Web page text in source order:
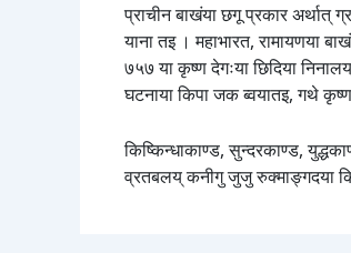
प्राचीन बाखंया छगू प्रकार अर्थात्
याना तइ । महाभारत,
७५७ या कृष्ण देगःया छिदिया
घटनाया किपा जक ब्वयातइ, गथे
किष्किन्धाकाण्ड, सुन्दरकाण्ड,
व्रतबलय् कनीगु जुजु रुक्माङ्गदया